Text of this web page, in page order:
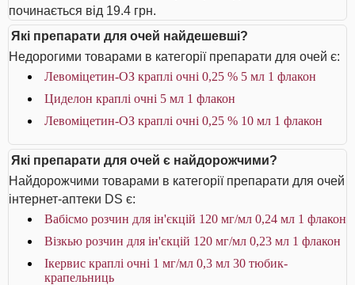
починається від 19.4 грн.
Які препарати для очей найдешевші?
Недорогими товарами в категорії препарати для очей є:
Левоміцетин-ОЗ краплі очні 0,25 % 5 мл 1 флакон
Циделон краплі очні 5 мл 1 флакон
Левоміцетин-ОЗ краплі очні 0,25 % 10 мл 1 флакон
Які препарати для очей є найдорожчими?
Найдорожчими товарами в категорії препарати для очей
інтернет-аптеки DS є:
Вабісмо розчин для ін'єкцій 120 мг/мл 0,24 мл 1 флакон
Візкью розчин для ін'єкцій 120 мг/мл 0,23 мл 1 флакон
Ікервис краплі очні 1 мг/мл 0,3 мл 30 тюбик-
крапельниць